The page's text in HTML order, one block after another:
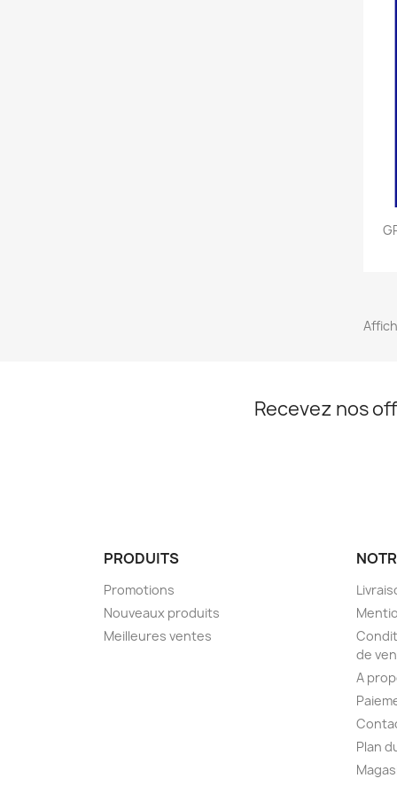
Recevez nos
PRODUITS
Promotions
Nouveaux produits
Meilleures ventes
de
A
Plan